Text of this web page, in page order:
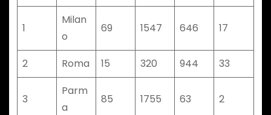
1
Milan
o
69 1547 646 17
2 Roma 15 320 944 33
3
Parm
a
85 1755 63 2